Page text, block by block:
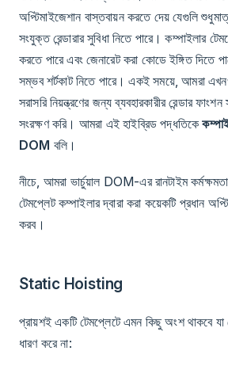
অপ্টিমাইজেশান বাস্তবায়ন করতে দেয় যেগুলি
সংযুক্ত রেন্ডারার সুবিধা নিতে পারে। কম্পাইলার
করতে পারে এবং জেনারেট করা কোডে ইঙ্গিত দিতে
সম্ভব শর্টকাট নিতে পারে। একই সময়ে, আমরা
সরাসরি নিয়ন্ত্রণের জন্য ব্যবহারকারীর রেন্ডার
সংরক্ষণ করি। আমরা এই হাইব্রিড পদ্ধতিকে
DOM বলি।
নীচে, আমরা ভার্চুয়াল DOM-এর রানটাইম
টেমপ্লেট কম্পাইলার দ্বারা করা কয়েকটি প্রধান
করব।
Static Hoisting
প্রায়শই একটি টেমপ্লেটে এমন কিছু অংশ থাকবে যা
ধারণ করে না: